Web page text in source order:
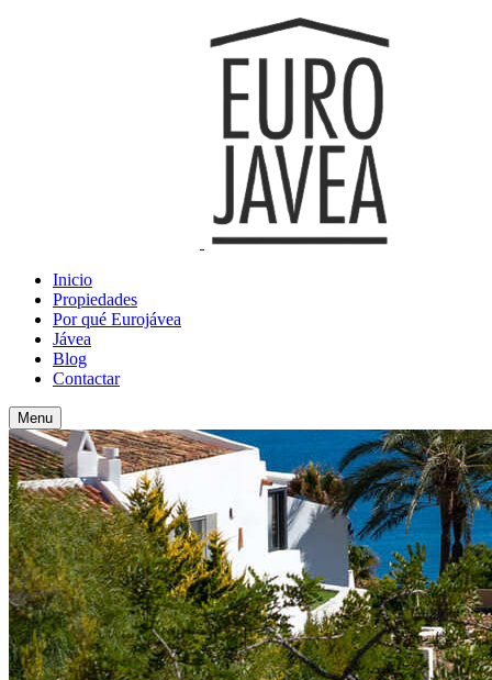
Inicio
Propiedades
Por qué Eurojávea
Jávea
Blog
Contactar
Menu